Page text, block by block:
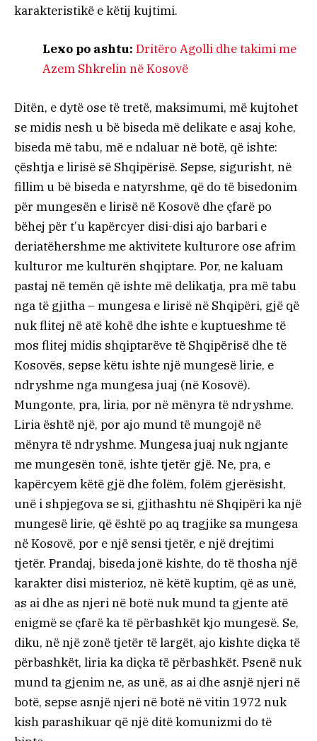
karakteristikë e këtij kujtimi.
Lexo po ashtu: Dritëro Agolli dhe takimi me
Azem Shkrelin në Kosovë
Ditën, e dytë ose të tretë, maksimumi, më kujtohet
se midis nesh u bë biseda më delikate e asaj kohe,
biseda më tabu, më e ndaluar në botë, që ishte:
çështja e lirisë së Shqipërisë. Sepse, sigurisht, në
fillim u bë biseda e natyrshme, që do të bisedonim
për mungesën e lirisë në Kosovë dhe çfarë po
bëhej për t’u kapërcyer disi-disi ajo barbari e
deriatëhershme me aktivitete kulturore ose afrim
kulturor me kulturën shqiptare. Por, ne kaluam
pastaj në temën që ishte më delikatja, pra më tabu
nga të gjitha – mungesa e lirisë në Shqipëri, gjë që
nuk flitej në atë kohë dhe ishte e kuptueshme të
mos flitej midis shqiptarëve të Shqipërisë dhe të
Kosovës, sepse këtu ishte një mungesë lirie, e
ndryshme nga mungesa juaj (në Kosovë).
Mungonte, pra, liria, por në mënyra të ndryshme.
Liria është një, por ajo mund të mungojë në
mënyra të ndryshme. Mungesa juaj nuk ngjante
me mungesën tonë, ishte tjetër gjë. Ne, pra, e
kapërcyem këtë gjë dhe folëm, folëm gjerësisht,
unë i shpjegova se si, gjithashtu në Shqipëri ka një
mungesë lirie, që është po aq tragjike sa mungesa
në Kosovë, por e një sensi tjetër, e një drejtimi
tjetër. Prandaj, biseda jonë kishte, do të thosha një
karakter disi misterioz, në këtë kuptim, që as unë,
as ai dhe as njeri në botë nuk mund ta gjente atë
enigmë se çfarë ka të përbashkët kjo mungesë. Se,
diku, në një zonë tjetër të largët, ajo kishte diçka të
përbashkët, liria ka diçka të përbashkët. Psenë nuk
mund ta gjenim ne, as unë, as ai dhe asnjë njeri në
botë, sepse asnjë njeri në botë në vitin 1972 nuk
kish parashikuar që një ditë komunizmi do të